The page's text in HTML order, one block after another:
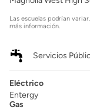
Las escuelas podrían
más información.
Servicios
Eléctrico
Entergy
Gas